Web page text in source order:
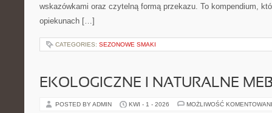
wskazówkami oraz czytelną formą przekazu. To kompendium,
opiekunach […]
CATEGORIES: SEZONOWE SMAKI
EKOLOGICZNE I NATURALNE
POSTED BY ADMIN KWI - 1 - 2026 MOŻLIWOŚĆ